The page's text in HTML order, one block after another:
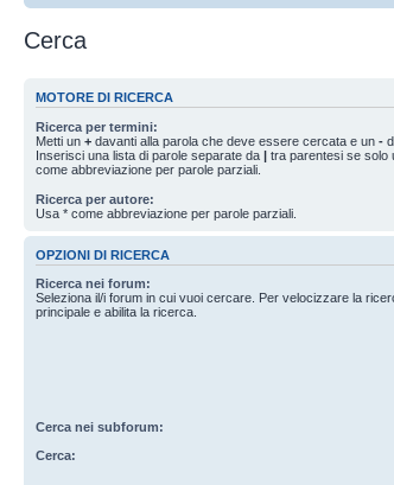
Cerca
MOTORE DI RICERCA
Ricerca per termini:
Metti un + davanti alla parola che deve essere cercata e un -
Inserisci una lista di parole separate da | tra parentesi se solo
come abbreviazione per parole parziali.
Ricerca per autore:
Usa * come abbreviazione per parole parziali.
OPZIONI DI RICERCA
Ricerca nei forum:
Seleziona il/i forum in cui vuoi cercare. Per velocizzare la
principale e abilita la ricerca.
Cerca nei subforum:
Cerca: